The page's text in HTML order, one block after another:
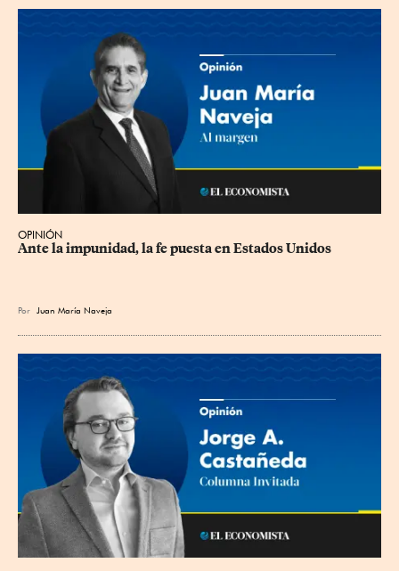
OPINIÓN
Ante la impunidad, la fe puesta en Estados Unidos
Por Juan María Naveja